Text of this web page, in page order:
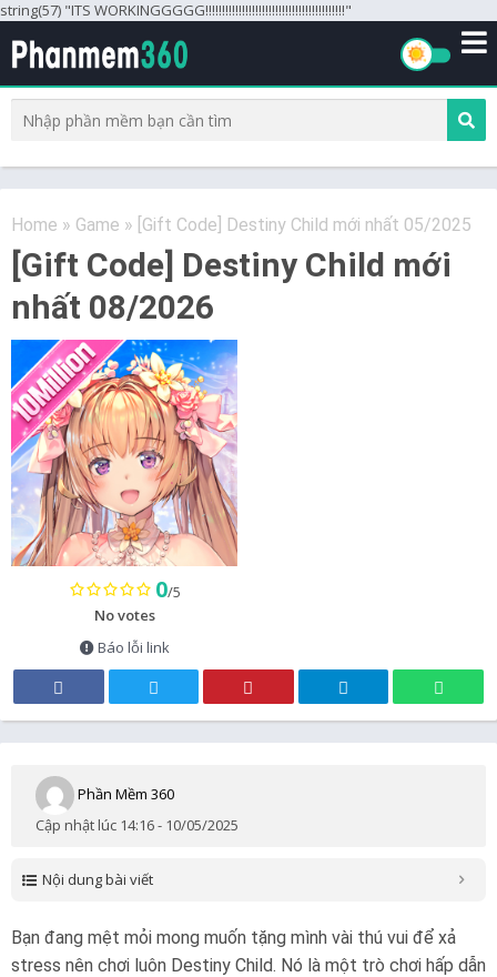
string(57) "ITS WORKINGGGGG!!!!!!!!!!!!!!!!!!!!!!!!!!!!!!!!!!!!!!!!!!"
Home » Game » [Gift Code] Destiny Child mới nhất 05/2025
[Gift Code] Destiny Child mới
nhất 08/2026
0/5
No votes
Báo lỗi link
Phần Mềm 360
Cập nhật lúc 14:16 - 10/05/2025
Nội dung bài viết
Bạn đang mệt mỏi mong muốn tặng mình vài thú vui để xả
stress nên chơi luôn Destiny Child. Nó là một trò chơi hấp dẫn